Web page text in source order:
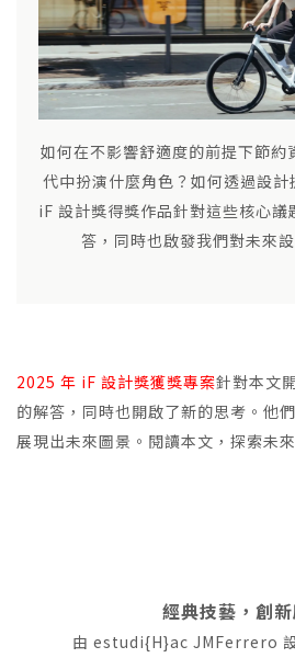
如何在不影響舒適度的前提下節約
代中扮演什麼角色？如何透過設
iF 設計獎得獎作品針對這些核心
答，同時也啟發我們對未來
2025 年 iF 設計獎獲獎專案針對本文
的解答，同時也開啟了新的思考。他
展現出未來圖景。閱讀本文，探索未
經典技藝，創
由 estudi{H}ac JMFerrero